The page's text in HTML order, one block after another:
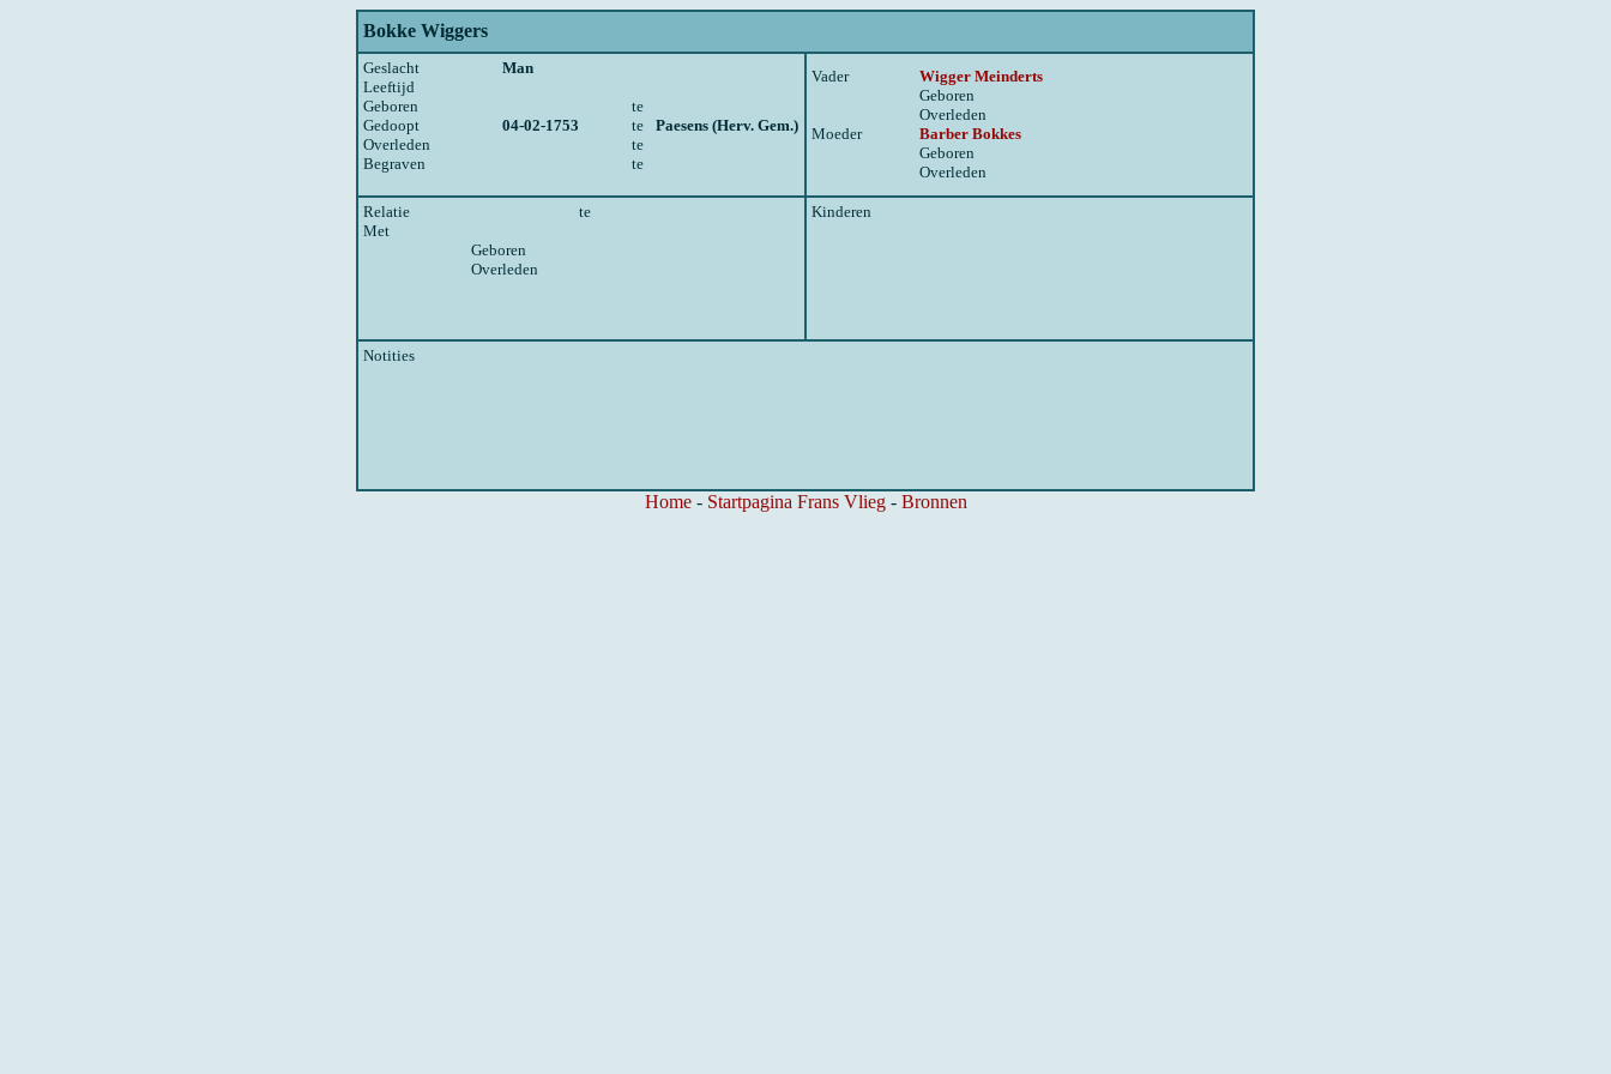
Bokke Wiggers
Geslacht
Man
Leeftijd
Geboren
te
Gedoopt
04-02-1753 te
Paesens (Herv. Gem.)
Overleden
te
Begraven
te
Vader
Wigger Meinderts
Geboren
Overleden
Moeder
Barber Bokkes
Geboren
Overleden
Relatie
te
Met
Geboren
Overleden
Kinderen
Notities
Home- Startpagina Frans Vlieg- Bronnen